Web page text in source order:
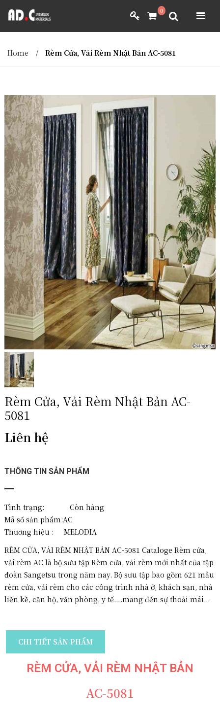
0
ADC INTERIOR GIẤY DÁN TƯỜNG NHẬT BẢN
MÀNH RÈM NHẬT BẢN FILM DÁN NỘI THẤT
YÊU CẦU BÁO GIÁ
ADC INTERIOR
GIẤY DÁN TƯỜNG NHẬT BẢN
MÀNH RÈM NHẬT BẢN
VẢI BỌC NỘI THẤT
DÀNH CHO ĐẠI LÝ
YÊU CẦU BÁO GIÁ
Home / Rèm Cửa, Vải Rèm Nhật Bản AC-5081
Rèm Cửa, Vải Rèm Nhật Bản AC-
5081
Liên hệ
THÔNG TIN SẢN PHẨM
Tình trạng: Còn hàng
Mã số sản phẩm:AC
Thương hiệu :
MELODIA
RÈM CỬA, VẢI RÈM NHẬT BẢN AC-5081 Cataloge Rèm cửa,
vải rèm AC là bộ sưu tập Rèm cửa, vải rèm mới nhất của tập
đoàn Sangetsu trong năm nay. Bộ sưu tập bao gồm 621 mẫu
rèm cửa, vải rèm cho các công trình nhà ở, khách sạn, nhà
liền kề, căn hộ, văn phòng, y tế….mang đến sự thoải mái...
CHI TIẾT SẢN PHẨM
RÈM CỬA, VẢI RÈM NHẬT BẢN
AC-5081